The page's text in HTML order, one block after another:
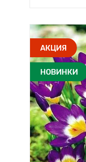
АКЦИЯ
НОВИНКИ